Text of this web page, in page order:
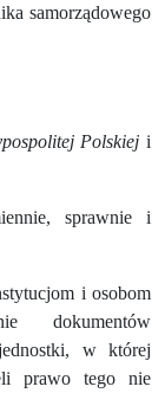
samorządowego
Polskiej i
sprawnie i
i osobom
dokumentów
w której
prawo tego nie